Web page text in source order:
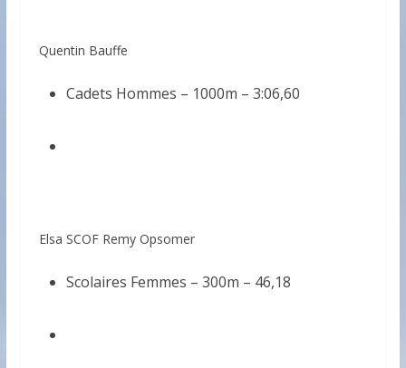
Quentin Bauffe
Cadets Hommes – 1000m – 3:06,60
Elsa SCOF Remy Opsomer
Scolaires Femmes – 300m – 46,18